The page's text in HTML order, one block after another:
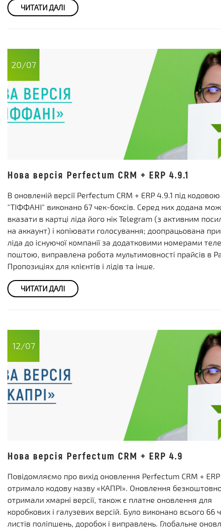
ЧИТАТИ ДАЛІ
20/07
Нова версія Perfectum CRM + ERP 4.9.1
В оновленій версії Perfectum CRM + ERP 4.9.1 під
"ТІФФАНІ" виконано 67 чек-боксів. Серед них додана
вказати в картці ліда його нік Telegram (з активним
на аккаунт) і копіювати голосування; доопрацьована
ліда до існуючої компанії за додатковими номерами
поштою, виправлена робота мультимовності прайсів в
Пропозиціях для клієнтів і лідів та інше.
ЧИТАТИ ДАЛІ
12/07
Нова версія Perfectum CRM + ERP 4.9
Повідомляємо про вихід оновлення Perfectum CRM +
отримало кодову назву «КАПРІ». Оновлення
отримали хмарні версії, також є платне оновлення для
коробкових і галузевих версій. Було виконано всього 66
листів поліпшень, доробок і виправлень. Глобальне